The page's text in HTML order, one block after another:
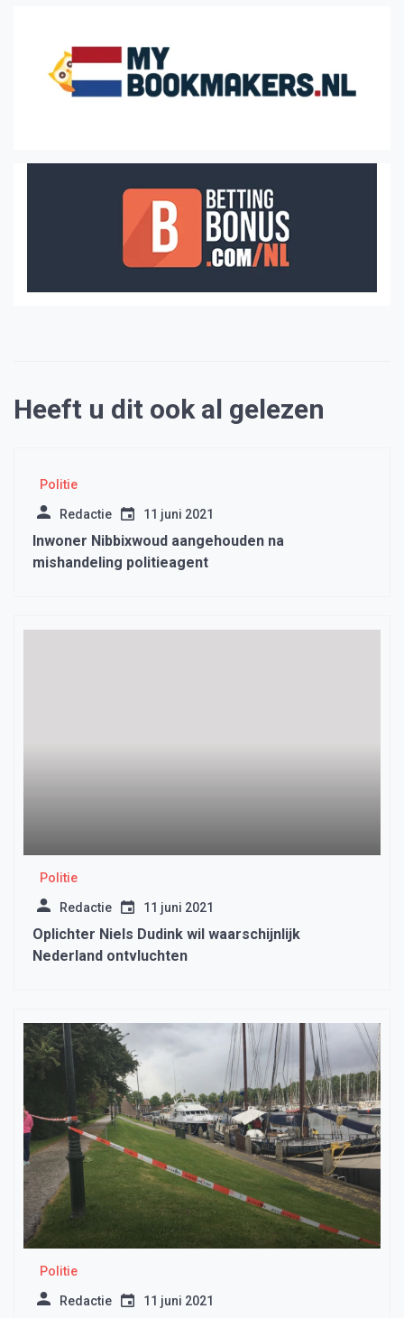
Heeft u dit ook al gelezen
Politie
Redactie 11 juni 2021
Inwoner Nibbixwoud aangehouden na
mishandeling politieagent
Politie
Redactie 11 juni 2021
Oplichter Niels Dudink wil waarschijnlijk
Nederland ontvluchten
Politie
Redactie 11 juni 2021